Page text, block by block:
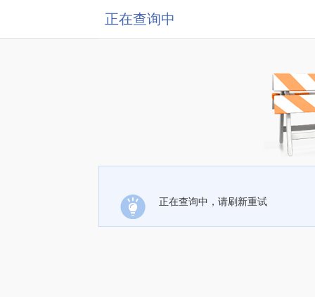
正在查询中
正在查询中，请刷新重试